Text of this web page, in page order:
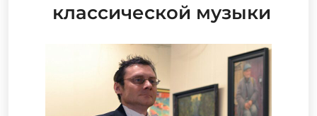
классической музыки